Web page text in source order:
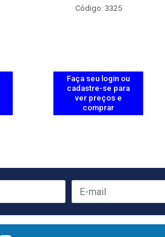
Código: 3325
Faça seu login ou
cadastre-se para
ver preços e
comprar